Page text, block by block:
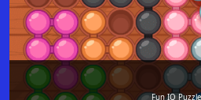
Fun IQ Puzzle